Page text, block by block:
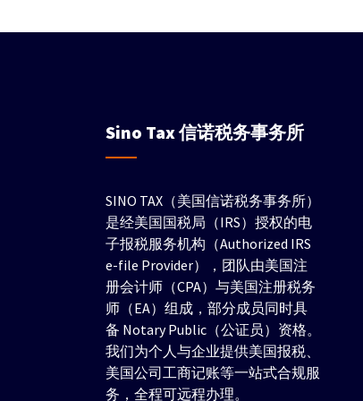
Sino Tax信诺税务事务所
SINO TAX（美国信诺税务事务所）
是经美国国税局（IRS）授权的电
子报税服务机构（Authorized IRS
e-file Provider），团队由美国注
册会计师（CPA）与美国注册税务
师（EA）组成，部分成员同时具
备 Notary Public（公证员）资格。
我们为个人与企业提供美国报税、
美国公司工商记账等一站式合规服
务，全程可远程办理。